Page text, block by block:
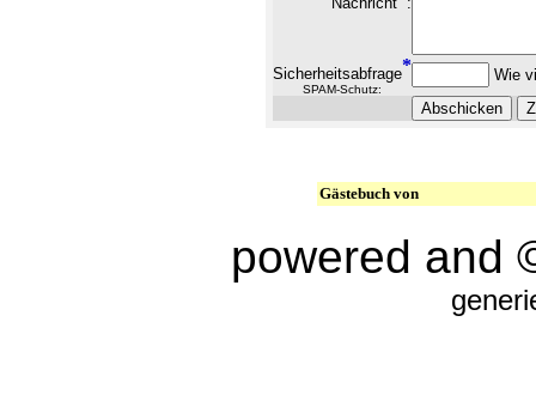
Sicherheitsabfrage*
SPAM-Schutz:
Wie
Gästebuch von
powered and